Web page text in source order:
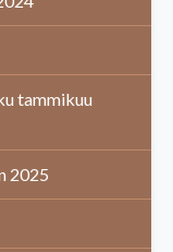
tammikuu
2025